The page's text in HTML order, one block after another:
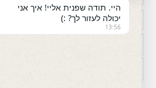
מפורסמים עם הפרעת קשב
היי. תודה שפנית אליי! איך אני
יכולה לעזור לך? :)
13:56